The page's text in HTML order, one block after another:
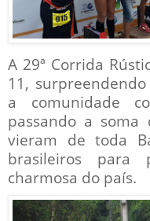
A 29ª Corrida
11,
a comunidade
passando a soma
vieram de toda
brasileiros para
charmosa do país.